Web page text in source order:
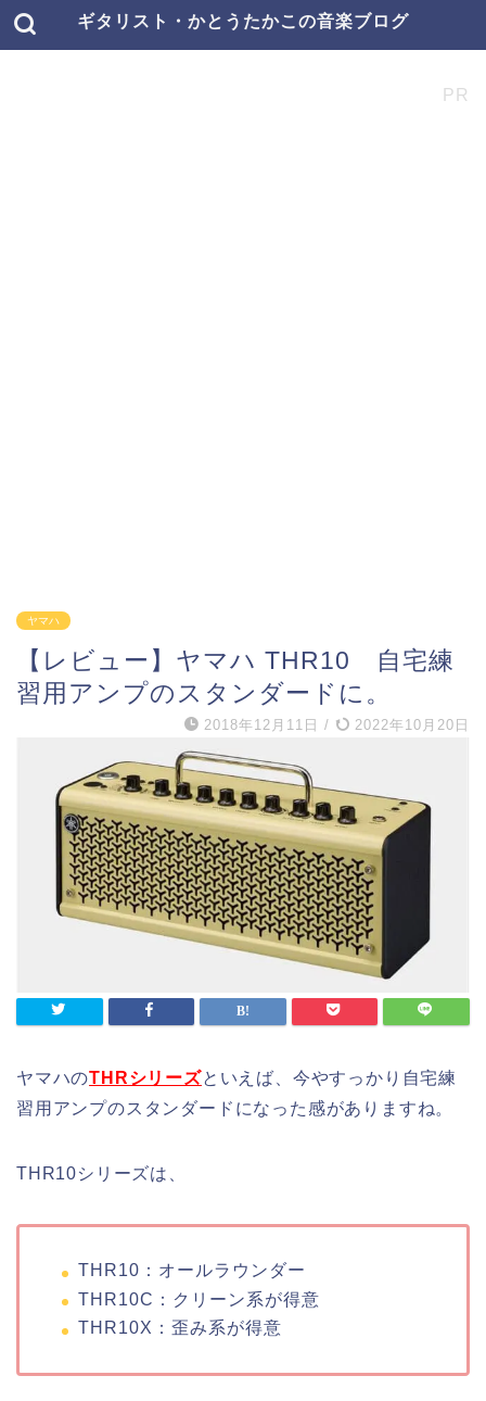
ギタリスト・かとうたかこの音楽ブログ
PR
ヤマハ
【レビュー】ヤマハ THR10 自宅練
習用アンプのスタンダードに。
2018年12月11日 / 2022年10月20日
ヤマハのTHRシリーズといえば、今やすっかり自宅練
習用アンプのスタンダードになった感がありますね。
THR10シリーズは、
THR10：オールラウンダー
THR10C：クリーン系が得意
THR10X：歪み系が得意